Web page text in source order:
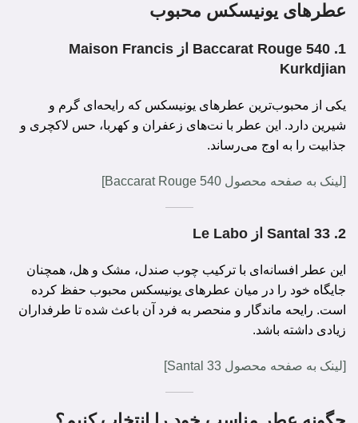
عطرهای یونیسکس محبوب
1.
Baccarat Rouge 540 از Maison Francis
Kurkdjian
یکی از محبوب‌ترین عطرهای یونیسکس که رایحه‌ای گرم و
شیرین دارد. این عطر با نت‌های زعفران و کهربا، حس لاکچری و
جذابیت را به اوج می‌رساند.
[لینک به صفحه محصول Baccarat Rouge 540]
2. Santal 33 از Le Labo
این عطر افسانه‌ای با ترکیب چوب صندل، مشک و هل، همچنان
جایگاه خود را در میان عطرهای یونیسکس محبوب حفظ کرده
است. رایحه ماندگار و منحصر به فرد آن باعث شده تا طرفداران
زیادی داشته باشد.
[لینک به صفحه محصول Santal 33]